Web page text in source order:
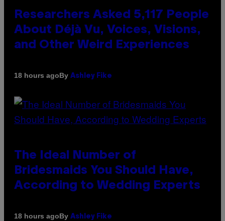
Researchers Asked 5,117 People
About Déjà Vu, Voices, Visions,
and Other Weird Experiences
18 hours agoBy Ashley Fike
The Ideal Number of
Bridesmaids You Should Have,
According to Wedding Experts
18 hours agoBy Ashley Fike